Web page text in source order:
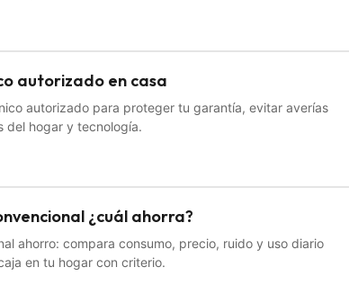
autorizado en casa
autorizado para proteger tu garantía, evitar averías
del hogar y tecnología.
¿cuál ahorra?
ahorro: compara consumo, precio, ruido y uso diario
en tu hogar con criterio.